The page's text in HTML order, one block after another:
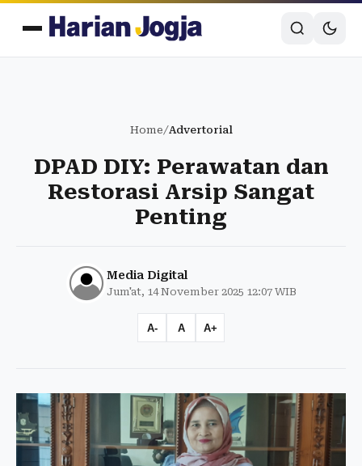
Home/Advertorial
DPAD DIY: Perawatan dan
Restorasi Arsip Sangat
Penting
Media Digital
Jum'at, 14 November 2025 12:07 WIB
A- A A+